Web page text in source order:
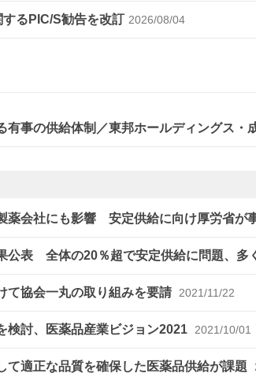
るPIC/S勧告を改訂 2026/08/04
有事の供給体制／東邦ホールディングス・
薬会社にも影響 安定供給に向け厚労省が
公表 全体の20％超で安定供給に問題、多
て協会一丸の取り組みを要請 2021/11/22
検討、医薬品産業ビジョン2021 2021/10/01
適正な品質を確保した医薬品供給が課題